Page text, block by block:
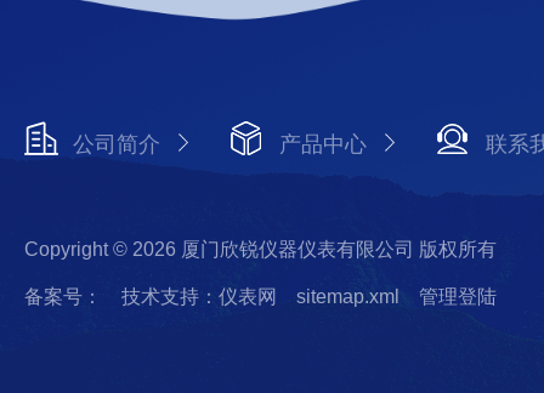
公司简介 产品中心 联系
Copyright © 2026 厦门欣锐仪器仪表有限公司 版权所有
备案号： 技术支持：仪表网 sitemap.xml 管理登陆